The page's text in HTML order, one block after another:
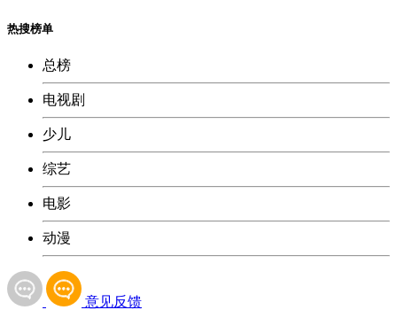
热搜榜单
总榜
电视剧
少儿
综艺
电影
动漫
意见反馈